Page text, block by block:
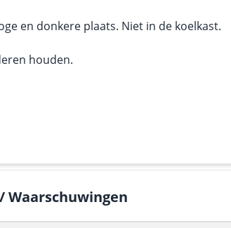
en donkere plaats. Niet in de koelkast.
houden.